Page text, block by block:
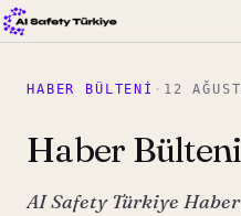
HABER BÜLTENI · 12
Haber
AI Safety Türkiye